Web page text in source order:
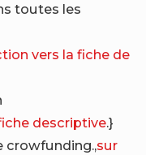
toutes les
vers la fiche de
descriptive.}
crowfunding.,sur